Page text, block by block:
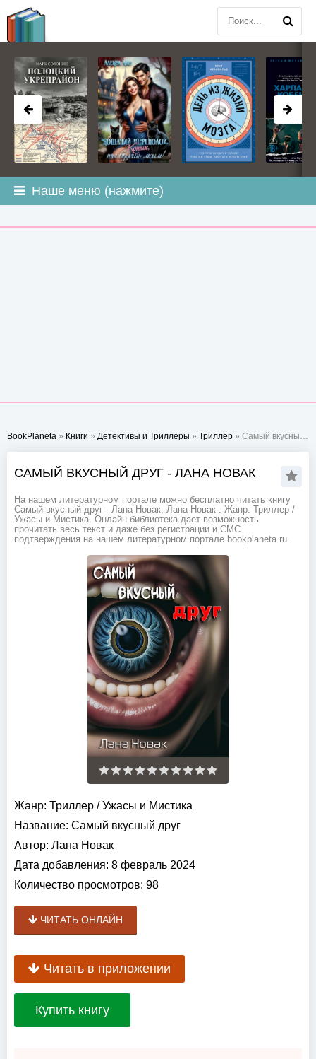
Наше меню (нажмите)
BookPlaneta » Книги » Детективы и Триллеры » Триллер » Самый вкусный друг - Лана Новак
САМЫЙ ВКУСНЫЙ ДРУГ - ЛАНА НОВАК
На нашем литературном портале можно бесплатно читать книгу
Самый вкусный друг - Лана Новак, Лана Новак . Жанр: Триллер /
Ужасы и Мистика. Онлайн библиотека дает возможность
прочитать весь текст и даже без регистрации и СМС
подтверждения на нашем литературном портале bookplaneta.ru.
Жанр: Триллер /Ужасы и Мистика
Название: Самый вкусный друг
Автор: Лана Новак
Дата добавления: 8 февраль 2024
Количество просмотров: 98
ЧИТАТЬ ОНЛАЙН
Читать в приложении
Купить книгу
BOOKPLANETA.COM